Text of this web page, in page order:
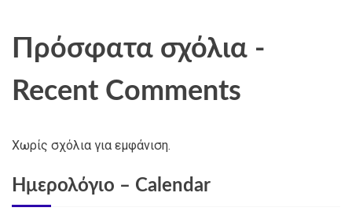
Πρόσφατα σχόλια -
Recent Comments
Χωρίς σχόλια για εμφάνιση.
Ημερολόγιο – Calendar